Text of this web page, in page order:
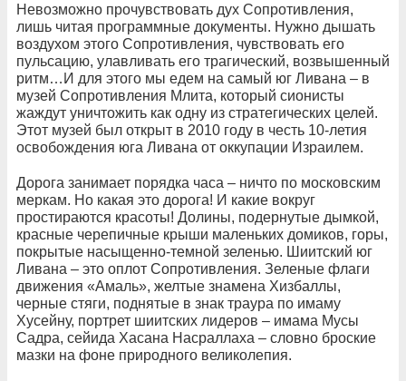
Невозможно прочувствовать дух Сопротивления,
лишь читая программные документы. Нужно дышать
воздухом этого Сопротивления, чувствовать его
пульсацию, улавливать его трагический, возвышенный
ритм…И для этого мы едем на самый юг Ливана – в
музей Сопротивления Млита, который сионисты
жаждут уничтожить как одну из стратегических целей.
Этот музей был открыт в 2010 году в честь 10-летия
освобождения юга Ливана от оккупации Израилем.
Дорога занимает порядка часа – ничто по московским
меркам. Но какая это дорога! И какие вокруг
простираются красоты! Долины, подернутые дымкой,
красные черепичные крыши маленьких домиков, горы,
покрытые насыщенно-темной зеленью. Шиитский юг
Ливана – это оплот Сопротивления. Зеленые флаги
движения «Амаль», желтые знамена Хизбаллы,
черные стяги, поднятые в знак траура по имаму
Хусейну, портрет шиитских лидеров – имама Мусы
Садра, сейида Хасана Насраллаха – словно броские
мазки на фоне природного великолепия.